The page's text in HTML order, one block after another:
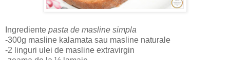
Ingrediente pasta de masline simpla
-300g masline kalamata sau masline naturale
-2 linguri ulei de masline extravirgin